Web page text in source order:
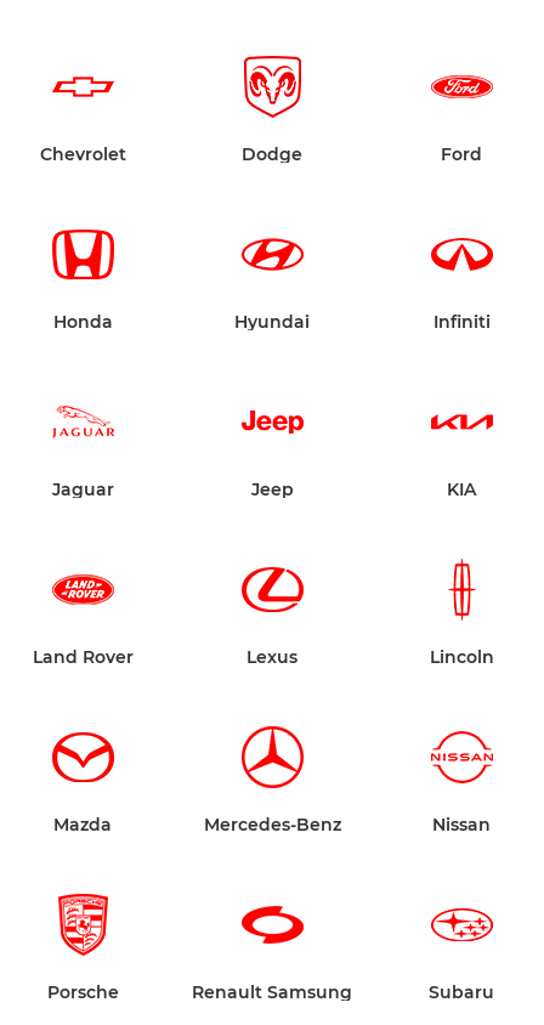
Chevrolet Dodge Ford
Honda Hyundai Infiniti
Jaguar Jeep KIA
Land Rover Lexus Lincoln
Mazda Mercedes-Benz Nissan
Porsche Renault Samsung Subaru